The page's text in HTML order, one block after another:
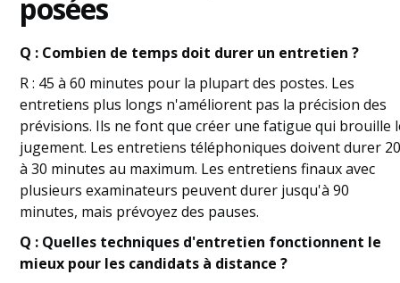
posées
Q : Combien de temps doit durer un entretien ?
R : 45 à 60 minutes pour la plupart des postes. Les
entretiens plus longs n'améliorent pas la précision des
prévisions. Ils ne font que créer une fatigue qui brouille
jugement. Les entretiens téléphoniques doivent durer
à 30 minutes au maximum. Les entretiens finaux avec
plusieurs examinateurs peuvent durer jusqu'à 90
minutes, mais prévoyez des pauses.
Q : Quelles techniques d'entretien fonctionnent le
mieux pour les candidats à distance ?